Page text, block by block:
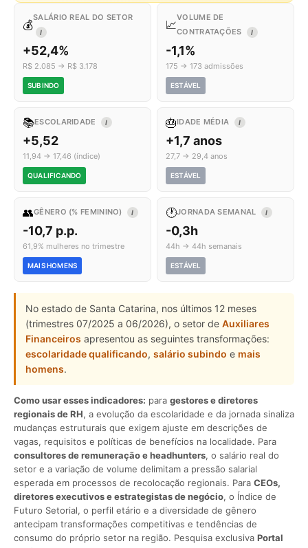
💰
SALÁRIO REAL DO SETOR
I
+52,4%
R$ 2.085 → R$ 3.178
SUBINDO
📈
VOLUME DE
CONTRATAÇÕES
I
-1,1%
175 → 173 admissões
ESTÁVEL
📚ESCOLARIDADE I
+5,52
11,94 → 17,46 (índice)
QUALIFICANDO
🎂IDADE MÉDIA I
+1,7 anos
27,7 → 29,4 anos
ESTÁVEL
👥GÊNERO (% FEMININO) I
-10,7 p.p.
61,9% mulheres no trimestre
MAIS HOMENS
🕐JORNADA SEMANAL I
-0,3h
44h → 44h semanais
ESTÁVEL
No estado de Santa Catarina, nos últimos 12 meses
(trimestres 07/2025 a 06/2026), o setor de Auxiliares
Financeiros apresentou as seguintes transformações:
escolaridade qualificando, salário subindo e mais
homens.
Como usar esses indicadores: para gestores e diretores
regionais de RH, a evolução da escolaridade e da jornada sinaliza
mudanças estruturais que exigem ajuste em descrições de
vagas, requisitos e políticas de benefícios na localidade. Para
consultores de remuneração e headhunters, o salário real do
setor e a variação de volume delimitam a pressão salarial
esperada em processos de recolocação regionais. Para CEOs,
diretores executivos e estrategistas de negócio, o Índice de
Futuro Setorial, o perfil etário e a diversidade de gênero
antecipam transformações competitivas e tendências de
consumo do próprio setor na região. Pesquisa exclusiva Portal